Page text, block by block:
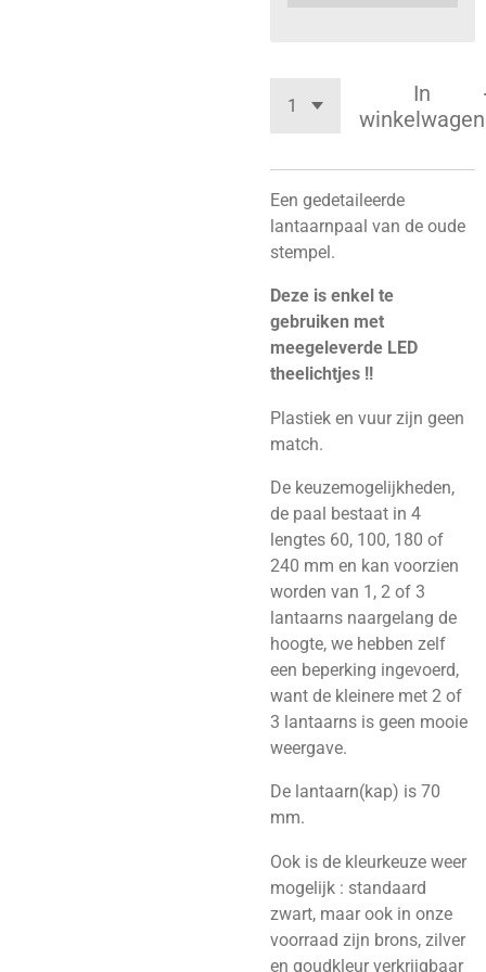
In
winkelwagen
Een gedetaileerde
lantaarnpaal van de oude
stempel.
Deze is enkel te
gebruiken met
meegeleverde LED
theelichtjes !!
Plastiek en vuur zijn geen
match.
De keuzemogelijkheden,
de paal bestaat in 4
lengtes 60, 100, 180 of
240 mm en kan voorzien
worden van 1, 2 of 3
lantaarns naargelang de
hoogte, we hebben zelf
een beperking ingevoerd,
want de kleinere met 2 of
3 lantaarns is geen mooie
weergave.
De lantaarn(kap) is 70
mm.
Ook is de kleurkeuze weer
mogelijk : standaard
zwart, maar ook in onze
voorraad zijn brons, zilver
en goudkleur verkrijgbaar